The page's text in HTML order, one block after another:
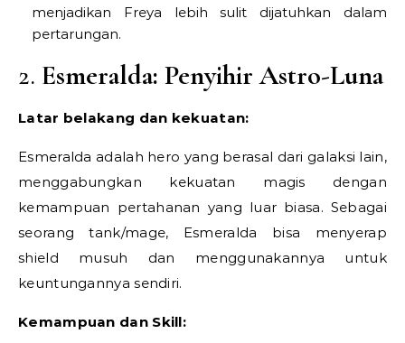
menjadikan Freya lebih sulit dijatuhkan dalam
pertarungan.
2. Esmeralda: Penyihir Astro-Luna
Latar belakang dan kekuatan:
Esmeralda adalah hero yang berasal dari galaksi lain,
menggabungkan kekuatan magis dengan
kemampuan pertahanan yang luar biasa. Sebagai
seorang tank/mage, Esmeralda bisa menyerap
shield musuh dan menggunakannya untuk
keuntungannya sendiri.
Kemampuan dan Skill: